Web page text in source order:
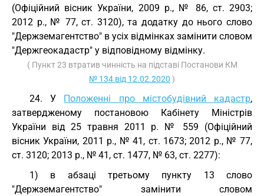
(Офіційний вісник України, 2009 р., № 86, ст. 2903;
2012 р., № 77, ст. 3120), та додатку до нього слово
"Держземагентство" в усіх відмінках замінити словом
"Держгеокадастр" у відповідному відмінку.
( Пункт 23 втратив чинність на підставі Постанови КМ
№ 134 від 12.02.2020 )
24. У Положенні про містобудівний кадастр,
затвердженому постановою Кабінету Міністрів
України від 25 травня 2011 р. № 559 (Офіційний
вісник України, 2011 р., № 41, ст. 1673; 2012 р., № 77,
ст. 3120; 2013 р., № 41, ст. 1477, № 63, ст. 2277):
1) в абзаці третьому пункту 13 слово
"Держземагентство" замінити словом